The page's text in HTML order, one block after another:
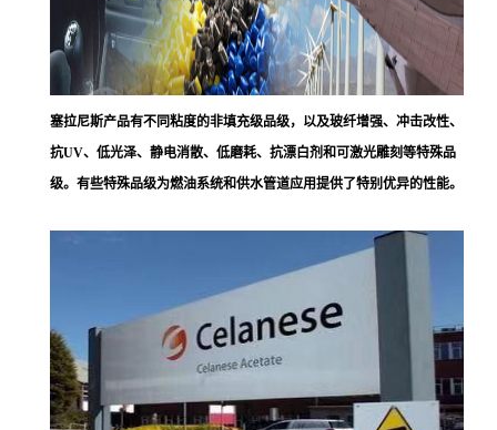
塞拉尼斯产品有不同粘度的非填充级品级，以及玻纤增强、冲击改性、
抗UV、低光泽、静电消散、低磨耗、抗漂白剂和可激光雕刻等特殊品
级。有些特殊品级为燃油系统和供水管道应用提供了特别优异的性能。